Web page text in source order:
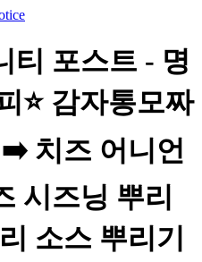
티 포스트 - 명
⭐️ 감자통모짜
치즈 어니언
시즈닝 뿌리
소스 뿌리기